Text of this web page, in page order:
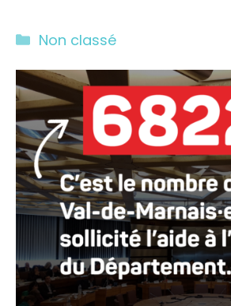
Catégories
Non classé